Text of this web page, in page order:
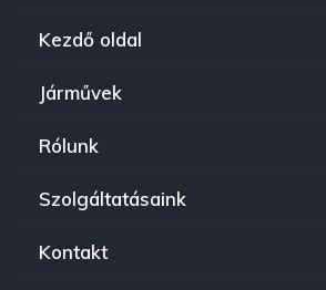
Kezdő oldal
Járművek
Rólunk
Szolgáltatásaink
Kontakt